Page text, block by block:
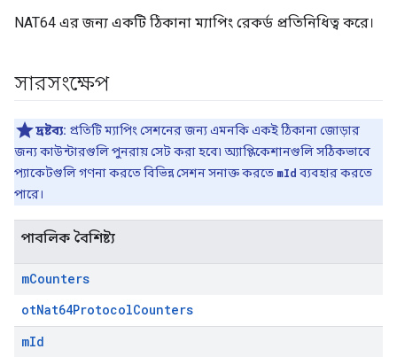
NAT64 এর জন্য একটি ঠিকানা ম্যাপিং রেকর্ড প্রতিনিধিত্ব করে।
সারসংক্ষেপ
দ্রষ্টব্য: প্রতিটি ম্যাপিং সেশনের জন্য এমনকি একই ঠিকানা জোড়ার
জন্য কাউন্টারগুলি পুনরায় সেট করা হবে৷ অ্যাপ্লিকেশানগুলি সঠিকভাবে
প্যাকেটগুলি গণনা করতে বিভিন্ন সেশন সনাক্ত করতে mId ব্যবহার করতে
পারে।
পাবলিক বৈশিষ্ট্য
mCounters
otNat64ProtocolCounters
mId